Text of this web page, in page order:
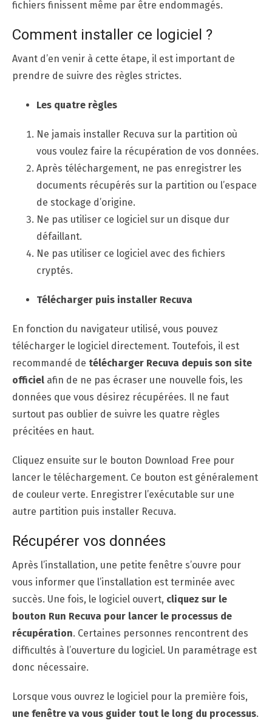
fichiers finissent même par être endommagés.
Comment installer ce logiciel ?
Avant d’en venir à cette étape, il est important de
prendre de suivre des règles strictes.
Les quatre règles
Ne jamais installer Recuva sur la partition où
vous voulez faire la récupération de vos données.
Après téléchargement, ne pas enregistrer les
documents récupérés sur la partition ou l’espace
de stockage d’origine.
Ne pas utiliser ce logiciel sur un disque dur
défaillant.
Ne pas utiliser ce logiciel avec des fichiers
cryptés.
Télécharger puis installer Recuva
En fonction du navigateur utilisé, vous pouvez
télécharger le logiciel directement. Toutefois, il est
recommandé de télécharger Recuva depuis son site
officiel afin de ne pas écraser une nouvelle fois, les
données que vous désirez récupérées. Il ne faut
surtout pas oublier de suivre les quatre règles
précitées en haut.
Cliquez ensuite sur le bouton Download Free pour
lancer le téléchargement. Ce bouton est généralement
de couleur verte. Enregistrer l’exécutable sur une
autre partition puis installer Recuva.
Récupérer vos données
Après l’installation, une petite fenêtre s’ouvre pour
vous informer que l’installation est terminée avec
succès. Une fois, le logiciel ouvert, cliquez sur le
bouton Run Recuva pour lancer le processus de
récupération. Certaines personnes rencontrent des
difficultés à l’ouverture du logiciel. Un paramétrage est
donc nécessaire.
Lorsque vous ouvrez le logiciel pour la première fois,
une fenêtre va vous guider tout le long du processus.